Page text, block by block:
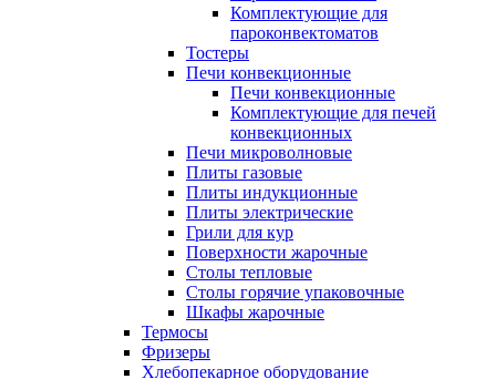
Комплектующие для
пароконвектоматов
Тостеры
Печи конвекционные
Печи конвекционные
Комплектующие для печей
конвекционных
Печи микроволновые
Плиты газовые
Плиты индукционные
Плиты электрические
Грили для кур
Поверхности жарочные
Столы тепловые
Столы горячие упаковочные
Шкафы жарочные
Термосы
Фризеры
Хлебопекарное оборудование